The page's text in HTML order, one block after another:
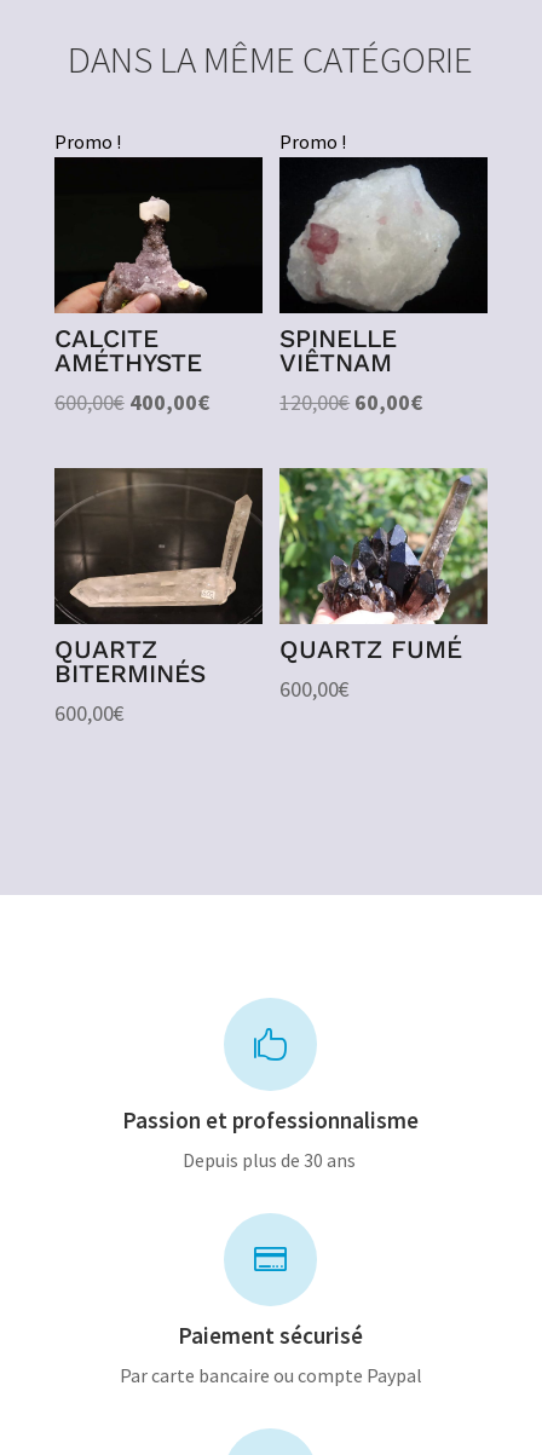
DANS LA MÊME CATÉGORIE
Promo !
CALCITE
AMÉTHYSTE
600,00€ Le
initial
était :
400,00€Le
actuel
est :
400,00€.
Promo !
SPINELLE
VIÊTNAM
120,00€ Le
initial
était :
120,00€.
60,00€Le
actuel
est :
60,00€.
QUARTZ
BITERMINÉS
600,00€
QUARTZ FUMÉ
600,00€

Passion et professionnalisme
Depuis plus de 30 ans

Paiement sécurisé
Par carte bancaire ou compte Paypal